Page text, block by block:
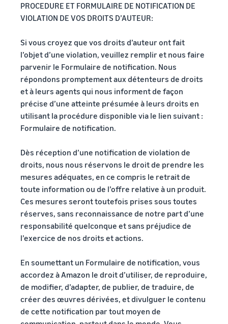
PROCEDURE ET FORMULAIRE DE NOTIFICATION DE
VIOLATION DE VOS DROITS D’AUTEUR:
Si vous croyez que vos droits d’auteur ont fait
l’objet d’une violation, veuillez remplir et nous faire
parvenir le Formulaire de notification. Nous
répondons promptement aux détenteurs de droits
et à leurs agents qui nous informent de façon
précise d’une atteinte présumée à leurs droits en
utilisant la procédure disponible via le lien suivant :
Formulaire de notification.
Dès réception d’une notification de violation de
droits, nous nous réservons le droit de prendre les
mesures adéquates, en ce compris le retrait de
toute information ou de l’offre relative à un produit.
Ces mesures seront toutefois prises sous toutes
réserves, sans reconnaissance de notre part d’une
responsabilité quelconque et sans préjudice de
l’exercice de nos droits et actions.
En soumettant un Formulaire de notification, vous
accordez à Amazon le droit d’utiliser, de reproduire,
de modifier, d’adapter, de publier, de traduire, de
créer des œuvres dérivées, et divulguer le contenu
de cette notification par tout moyen de